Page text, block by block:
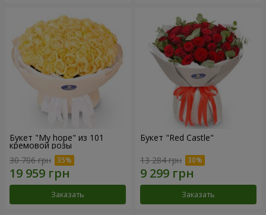
Букет "My hope" из 101
кремовой розы
30 706 грн
Заказать
Букет "Red Castle"
13 284 грн
Заказать